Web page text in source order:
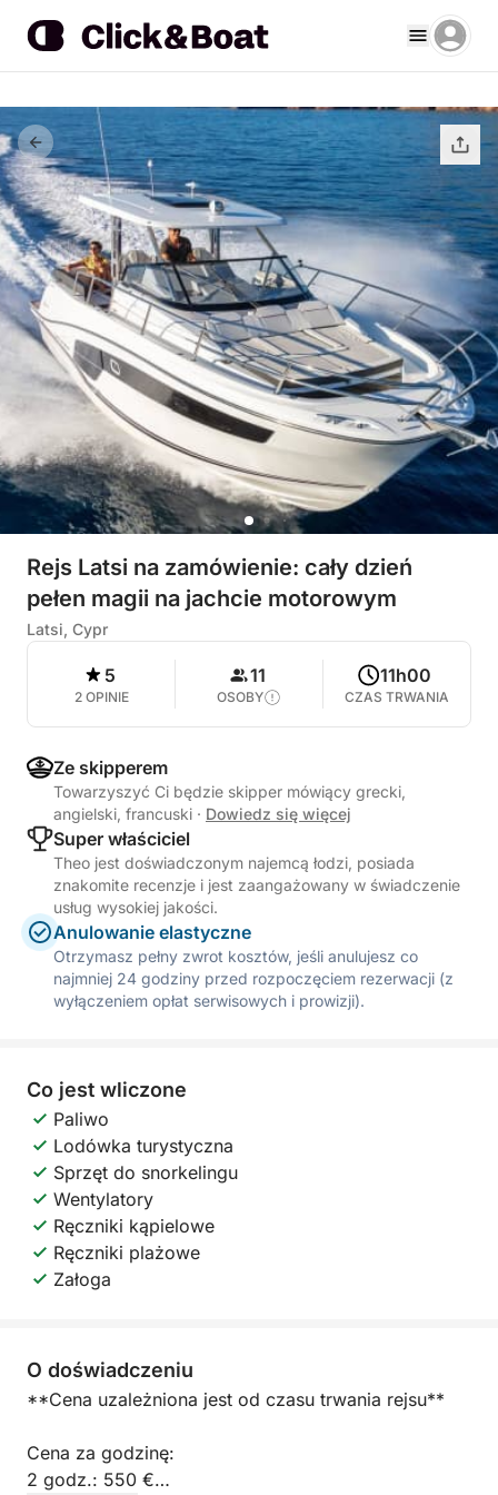
Rejs Latsi na zamówienie: cały dzień
pełen magii na jachcie motorowym
Latsi, Cypr
5
2 OPINIE
11
OSOBY
11h00
CZAS TRWANIA
Ze skipperem
Towarzyszyć Ci będzie skipper mówiący grecki,
angielski, francuski · Dowiedz się więcej
Super właściciel
Theo jest doświadczonym najemcą łodzi, posiada
znakomite recenzje i jest zaangażowany w świadczenie
usług wysokiej jakości.
Anulowanie elastyczne
Otrzymasz pełny zwrot kosztów, jeśli anulujesz co
najmniej 24 godziny przed rozpoczęciem rezerwacji (z
wyłączeniem opłat serwisowych i prowizji).
Co jest wliczone
Paliwo
Lodówka turystyczna
Sprzęt do snorkelingu
Wentylatory
Ręczniki kąpielowe
Ręczniki plażowe
Załoga
O doświadczeniu
**Cena uzależniona jest od czasu trwania rejsu**
Cena za godzinę:
2 godz.: 550 €